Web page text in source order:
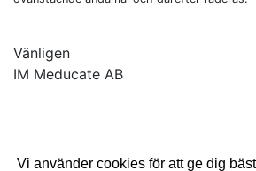
Vi använder cookies för att ge dig
Vänligen
IM Meducate AB